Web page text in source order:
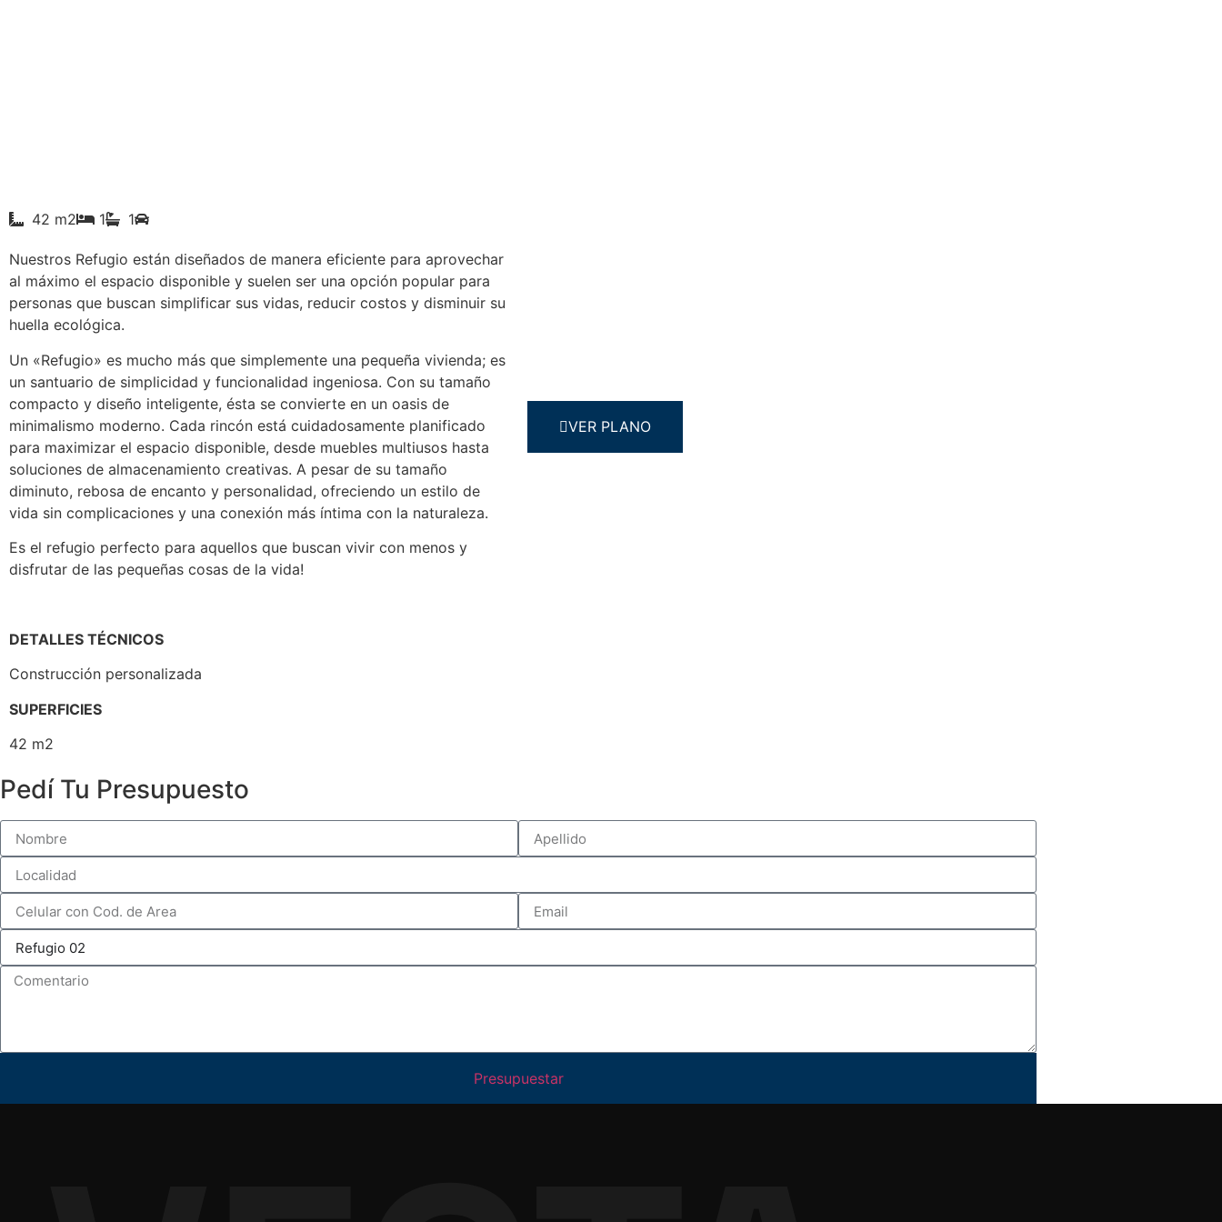
42 m2 1 1
Nuestros Refugio están diseñados de manera eficiente para aprovechar
al máximo el espacio disponible y suelen ser una opción popular para
personas que buscan simplificar sus vidas, reducir costos y disminuir su
huella ecológica.
Un «Refugio» es mucho más que simplemente una pequeña vivienda; es
un santuario de simplicidad y funcionalidad ingeniosa. Con su tamaño
compacto y diseño inteligente, ésta se convierte en un oasis de
minimalismo moderno. Cada rincón está cuidadosamente planificado
para maximizar el espacio disponible, desde muebles multiusos hasta
soluciones de almacenamiento creativas. A pesar de su tamaño
diminuto, rebosa de encanto y personalidad, ofreciendo un estilo de
vida sin complicaciones y una conexión más íntima con la naturaleza.
Es el refugio perfecto para aquellos que buscan vivir con menos y
disfrutar de las pequeñas cosas de la vida!
DETALLES TÉCNICOS
Construcción personalizada
SUPERFICIES
42 m2
VER PLANO
Pedí Tu Presupuesto
Presupuestar